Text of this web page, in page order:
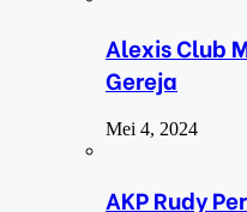
Alexis Club
Gereja
Mei 4, 2024
AKP Rudy